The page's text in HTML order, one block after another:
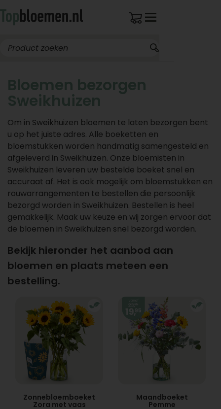
Bloemen bezorgen
Sweikhuizen
Om in Sweikhuizen bloemen te laten bezorgen bent
u op het juiste adres. Alle boeketten en
bloemstukken worden handmatig samengesteld en
afgeleverd in Sweikhuizen. Onze bloemisten in
Sweikhuizen leveren uw bestelde boeket snel en
accuraat af. Het is ook mogelijk om bloemstukken en
rouwarrangementen te bestellen die persoonlijk
bezorgd worden in Sweikhuizen. Bestellen is heel
gemakkelijk. Maak uw keuze en wij zorgen ervoor dat
de bloemen in Sweikhuizen snel bezorgd worden.
Bekijk hieronder het aanbod aan
bloemen en plaats meteen een
bestelling.
Zonnebloemboeket
Zora met vaas
Maandboeket
Pemme